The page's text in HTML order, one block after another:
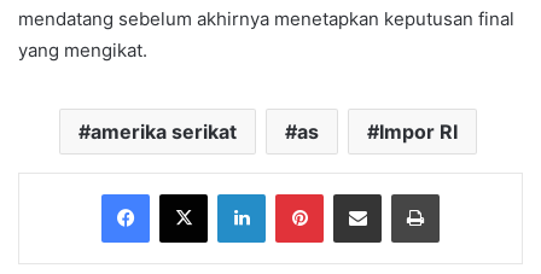
mendatang sebelum akhirnya menetapkan keputusan final
yang mengikat.
amerika serikat as Impor RI
Facebook
X LinkedInPinterestShare via Email Print